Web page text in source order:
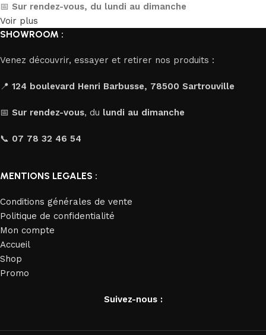
📅 Sur rendez-vous, du lundi au dimanche
Voir plus
SHOWROOM :
Venez découvrir, essayer et retirer nos produits :
📍 124 boulevard Henri Barbusse, 78500 Sartrouville
📅 Sur rendez-vous, du lundi au dimanche
📞 07 78 32 46 54
MENTIONS LEGALES :
Conditions générales de vente
Politique de confidentialité
Mon compte
Accueil
Shop
Promo
Suivez-nous :